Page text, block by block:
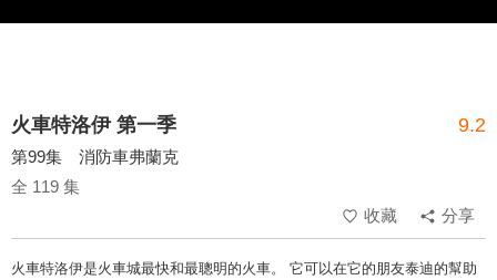
火車特洛伊 第一季 9.2
第99集 消防車弗蘭克
全 119 集
收藏
分享
火車特洛伊是火車城最快和最聰明的火車。 它可以在它的朋友泰迪的幫助